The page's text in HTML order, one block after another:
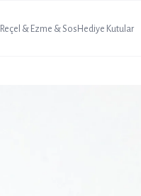
Reçel & Ezme & Sos Hediye Kutular